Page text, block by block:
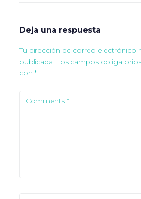
Deja una respuesta
Tu dirección de correo electrónico
publicada. Los campos
con *